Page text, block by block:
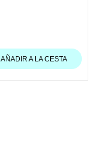
AÑADIR A LA CESTA